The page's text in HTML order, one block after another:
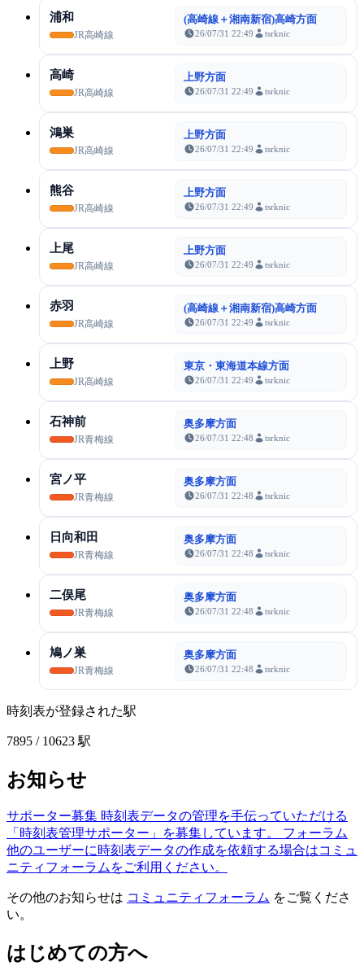
浦和
JR高崎線
(高崎線＋湘南新宿)高崎方面
26/07/31 22:49 tsrknic
高崎
JR高崎線
上野方面
26/07/31 22:49 tsrknic
鴻巣
JR高崎線
上野方面
26/07/31 22:49 tsrknic
熊谷
JR高崎線
上野方面
26/07/31 22:49 tsrknic
上尾
JR高崎線
上野方面
26/07/31 22:49 tsrknic
赤羽
JR高崎線
(高崎線＋湘南新宿)高崎方面
26/07/31 22:49 tsrknic
上野
JR高崎線
東京・東海道本線方面
26/07/31 22:49 tsrknic
石神前
JR青梅線
奥多摩方面
26/07/31 22:48 tsrknic
宮ノ平
JR青梅線
奥多摩方面
26/07/31 22:48 tsrknic
日向和田
JR青梅線
奥多摩方面
26/07/31 22:48 tsrknic
二俣尾
JR青梅線
奥多摩方面
26/07/31 22:48 tsrknic
鳩ノ巣
JR青梅線
奥多摩方面
26/07/31 22:48 tsrknic
時刻表が登録された駅
7895 / 10623 駅
お知らせ
サポーター募集 時刻表データの管理を手伝っていただける
「時刻表管理サポーター」を募集しています。
フォーラム
他のユーザーに時刻表データの作成を依頼する場合はコミュ
ニティフォーラムをご利用ください。
その他のお知らせは コミュニティフォーラム をご覧くださ
い。
はじめての方へ